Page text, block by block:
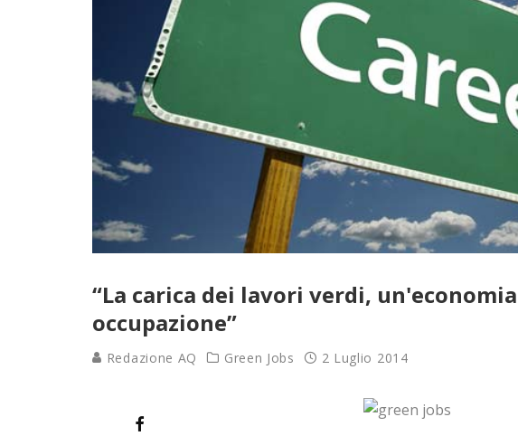
“La carica dei lavori verdi,
occupazione”
Redazione AQ Green Jobs 2 Luglio 2014